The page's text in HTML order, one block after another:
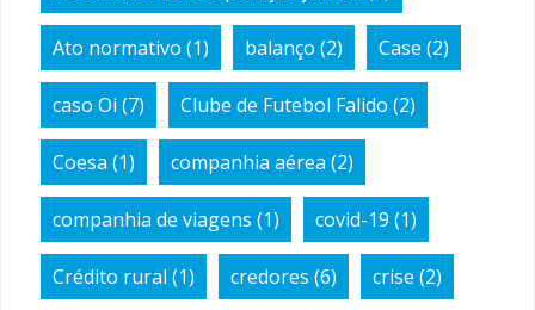
Ato normativo (1) balanço (2) Case (2)
caso Oi (7) Clube de Futebol Falido (2)
Coesa (1) companhia aérea (2)
companhia de viagens (1) covid-19 (1)
Crédito rural (1) credores (6) crise (2)